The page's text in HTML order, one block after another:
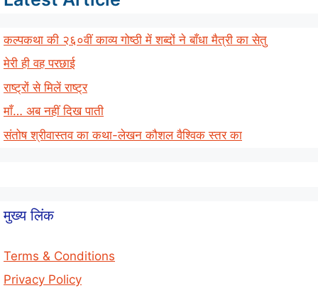
कल्पकथा की २६०वीं काव्य गोष्ठी में शब्दों ने बाँधा मैत्री का सेतु
मेरी ही वह परछाई
राष्ट्रों से मिलें राष्ट्र
माँ… अब नहीं दिख पाती
संतोष श्रीवास्तव का कथा-लेखन कौशल वैश्विक स्तर का
मुख्य लिंक
Terms & Conditions
Privacy Policy